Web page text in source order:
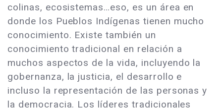
colinas, ecosistemas…eso, es un área en
donde los Pueblos Indígenas tienen mucho
conocimiento. Existe también un
conocimiento tradicional en relación a
muchos aspectos de la vida, incluyendo la
gobernanza, la justicia, el desarrollo e
incluso la representación de las personas y
la democracia. Los líderes tradicionales